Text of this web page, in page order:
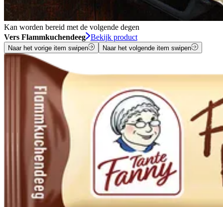
Kan worden bereid met de volgende degen
Vers Flammkuchendeeg Bekijk product
Naar het vorige item swipen Naar het volgende item swipen